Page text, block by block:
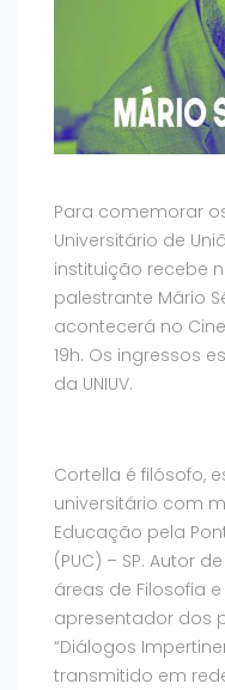
Para comemorar
Universitário de
instituição recebe
palestrante Mário
acontecerá no
19h. Os ingressos
da UNIUV.
Cortella é filósofo,
universitário com
Educação pela
(PUC) – SP. Autor
áreas de Filosofia
apresentador dos
“Diálogos
transmitido em